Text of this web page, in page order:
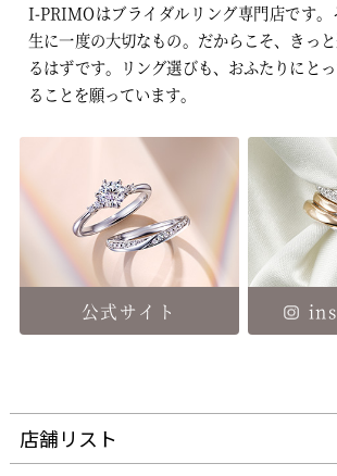
公式サイト
I-PRIMOはブライダルリング専門店です
生に一度の大切なもの。 だからこそ、きっ
るはずです。 リング選びも、おふたりにと
ることを願っています。
店舗リスト